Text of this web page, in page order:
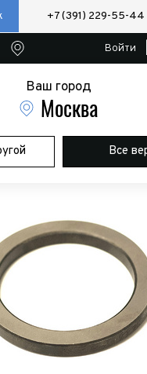
+7 (391) 229-55-44
Ваш город
Москва
Все
Войти
Дополнительное
блокировки и
кольцо